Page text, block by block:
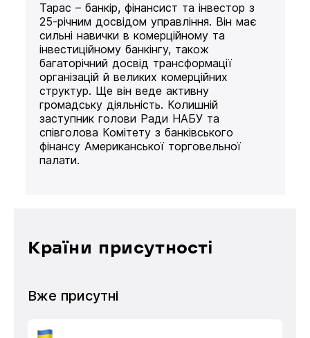
Тарас – банкір, фінансист та інвестор з
25-річним досвідом управління. Він має
сильні навички в комерційному та
інвестиційному банкінгу, також
багаторічний досвід трансформації
організацій й великих комерційних
структур. Ще він веде активну
громадську діяльність. Колишній
заступник голови Ради НАБУ та
співголова Комітету з банківського
фінансу Американської торговельної
палати.
Країни присутності
Вже присутні